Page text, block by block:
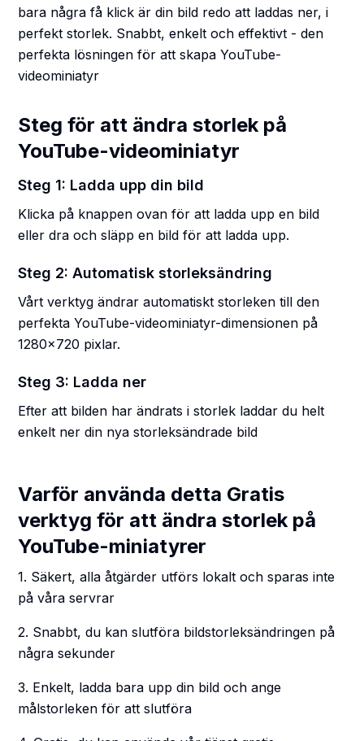
bara några få klick är din bild redo att laddas ner, i
perfekt storlek. Snabbt, enkelt och effektivt - den
perfekta lösningen för att skapa YouTube-
videominiatyr
Steg för att ändra storlek på
YouTube-videominiatyr
Steg 1: Ladda upp din bild
Klicka på knappen ovan för att ladda upp en bild
eller dra och släpp en bild för att ladda upp.
Steg 2: Automatisk storleksändring
Vårt verktyg ändrar automatiskt storleken till den
perfekta YouTube-videominiatyr-dimensionen på
1280x720 pixlar.
Steg 3: Ladda ner
Efter att bilden har ändrats i storlek laddar du helt
enkelt ner din nya storleksändrade bild
Varför använda detta Gratis
verktyg för att ändra storlek på
YouTube-miniatyrer
1. Säkert, alla åtgärder utförs lokalt och sparas inte
på våra servrar
2. Snabbt, du kan slutföra bildstorleksändringen på
några sekunder
3. Enkelt, ladda bara upp din bild och ange
målstorleken för att slutföra